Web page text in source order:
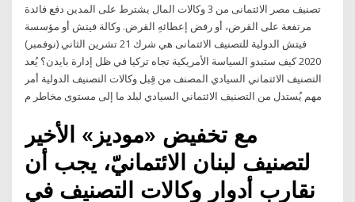
تصنيف مصر الائتمانى من 3 وكالات المال يشترط على المدين دفع فائدة
مرتفعة على القرض، أو رفض إعطائهِ القرض. وكالة فيتش أو مؤسسة
فيتش الدولية للتصنيف الائتمانى هي شرك 21 تشرين الثاني (نوفمبر)
2020 كيف ستبدو السياسة الأمريكية تجاه تركيا في ظل إدارة بايدن؟ يُعد
التصنيف الائتماني السيادي المصنف من قِبل وكالات التصنيف الدولية أمر
مهم يُستدل من التصنيف الائتماني السيادي لبلد ما إلى مستوى مخاطر م
مع تخفيض «موديز» الأخير
لتصنيف لبنان الائتمانيّ، يجب أن
نقارب أدوار وكالات التصنيف في